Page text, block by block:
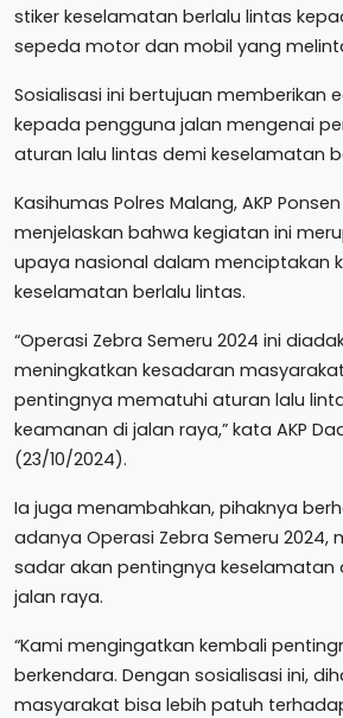
stiker keselamatan berlalu lintas
sepeda motor dan mobil yang
Sosialisasi ini bertujuan memberikan
kepada pengguna jalan mengenai
aturan lalu lintas demi keselamatan
Kasihumas Polres Malang, AKP
menjelaskan bahwa kegiatan ini
upaya nasional dalam menciptakan
keselamatan berlalu lintas.
“Operasi Zebra Semeru 2024 ini
meningkatkan kesadaran
pentingnya mematuhi aturan lalu
keamanan di jalan raya,” kata AKP
(23/10/2024).
Ia juga menambahkan, pihaknya
adanya Operasi Zebra Semeru 2024,
sadar akan pentingnya keselamatan
jalan raya.
“Kami mengingatkan kembali
berkendara. Dengan sosialisasi ini,
masyarakat bisa lebih patuh